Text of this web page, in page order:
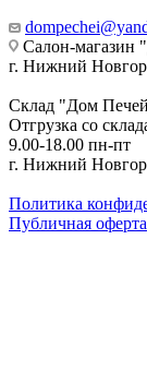
Салон-магазин
г. Нижний
Склад "Дом
Отгрузка со
9.00-18.00 пн-пт
г. Нижний
Политика
Публичная оферта